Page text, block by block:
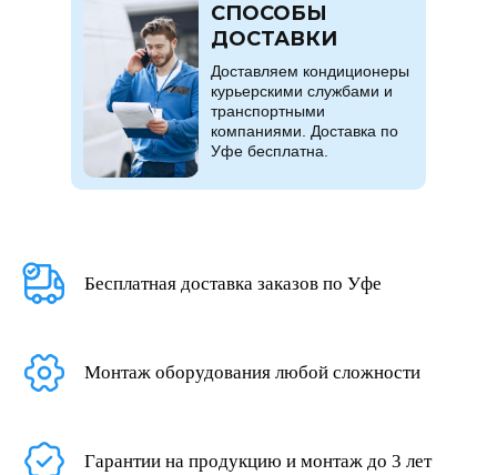
Доставляем кондиционеры
курьерскими службами и
транспортными
компаниями. Доставка по
Уфе бесплатна.
СПОСОБЫ
ДОСТАВКИ
Бесплатная доставка заказов по Уфе
Монтаж оборудования любой сложности
Гарантии на продукцию и монтаж до 3 лет